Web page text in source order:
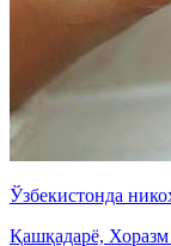
Ўзбекистонда
Қашқадарё, Хоразм